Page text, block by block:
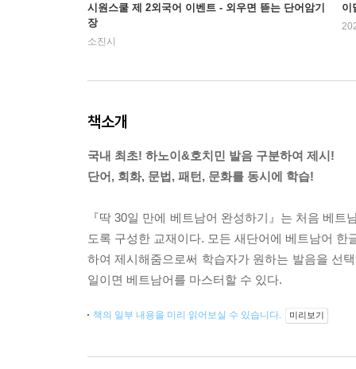
시원스쿨 제 2외국어 이벤트 - 외우면 뜯는 단어암기
장
소진시
이
책소개
국내 최초! 하노이&호치민 발음 구분하여 제시!
단어, 회화, 문법, 패턴, 문화를 동시에 학습!
『딱 30일 만에 베트남어 완성하기』는 처음 베
도록 구성한 교재이다. 모든 새단어에 베트남어
하여 제시해줌으로써 학습자가 원하는 발음을 선
일이면 베트남어를 마스터할 수 있다.
책의 일부 내용을 미리 읽어보실 수 있습니다. 미리보기